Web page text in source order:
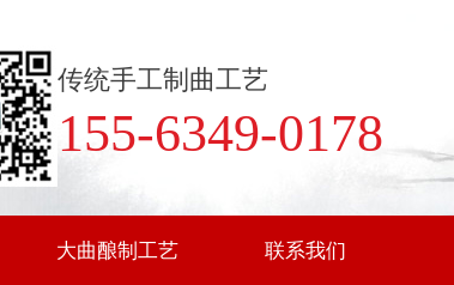
传统手工制曲工艺
155-6349-0178
大曲酿制工艺 联系我们